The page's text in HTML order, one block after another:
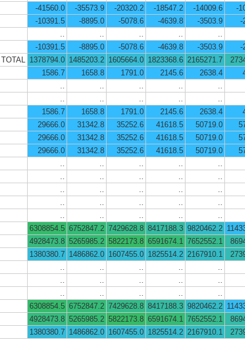
-41560.0 -35573.9 -20320.2 -18547.2 -14009.6 -
-10391.5 -8895.0 -5078.6 -4639.8 -3503.9 -
-10391.5 -8895.0 -5078.6 -4639.8 -3503.9 -
1378794.0 1485203.2 1605664.0 1823368.6 2165271.7
1586.7 1658.8 1791.0 2145.6 2638.4
1586.7 1658.8 1791.0 2145.6 2638.4
29666.0 31342.8 35252.6 41618.5 50719.0
29666.0 31342.8 35252.6 41618.5 50719.0
29666.0 31342.8 35252.6 41618.5 50719.0
6308854.5 6752847.2 7429628.8 8417188.3 9820462.2
4928473.8 5265985.2 5822173.8 6591674.1 7652552.1
1380380.7 1486862.0 1607455.0 1825514.2 2167910.1
6308854.5 6752847.2 7429628.8 8417188.3 9820462.2
4928473.8 5265985.2 5822173.8 6591674.1 7652552.1
1380380.7 1486862.0 1607455.0 1825514.2 2167910.1